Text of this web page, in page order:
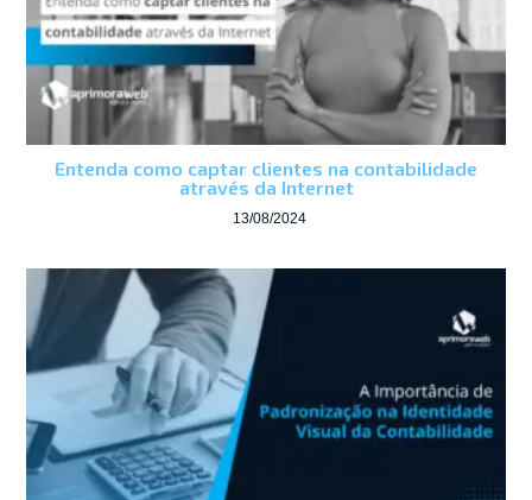
Entenda como captar clientes na contabilidade
através da Internet
13/08/2024